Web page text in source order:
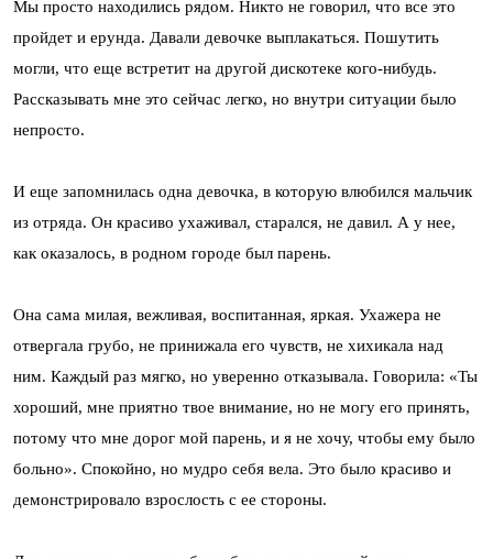
Мы просто находились рядом. Никто не говорил, что все это
пройдет и ерунда. Давали девочке выплакаться. Пошутить
могли, что еще встретит на другой дискотеке кого-нибудь.
Рассказывать мне это сейчас легко, но внутри ситуации было
непросто.
И еще запомнилась одна девочка, в которую влюбился мальчик
из отряда. Он красиво ухаживал, старался, не давил. А у нее,
как оказалось, в родном городе был парень.
Она сама милая, вежливая, воспитанная, яркая. Ухажера не
отвергала грубо, не принижала его чувств, не хихикала над
ним. Каждый раз мягко, но уверенно отказывала. Говорила: «Ты
хороший, мне приятно твое внимание, но не могу его принять,
потому что мне дорог мой парень, и я не хочу, чтобы ему было
больно». Спокойно, но мудро себя вела. Это было красиво и
демонстрировало взрослость с ее стороны.